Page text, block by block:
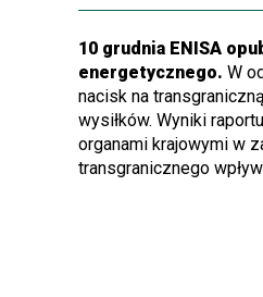
10 grudnia ENISA
energetycznego. W
nacisk na
wysiłków. Wyniki
organami krajowymi w
transgranicznego